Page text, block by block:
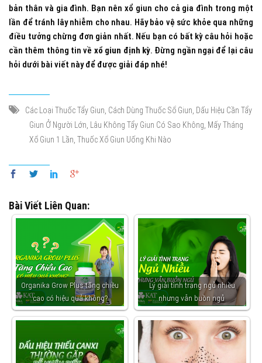
bản thân và gia đình. Bạn nên xổ giun cho cả gia đình trong một
lần để tránh lây nhiễm cho nhau. Hãy bảo vệ sức khỏe qua những
điều tưởng chừng đơn giản nhất. Nếu bạn có bất kỳ câu hỏi hoặc
cần thêm thông tin về xổ giun định kỳ. Đừng ngần ngại để lại câu
hỏi dưới bài viết này để được giải đáp nhé!
Các Loại Thuốc Tẩy Giun, Cách Dùng Thuốc Sổ Giun, Dấu Hiệu Cần Tẩy
Giun Ở Người Lớn, Lâu Không Tẩy Giun Có Sao Không, Mấy Tháng
Xổ Giun 1 Lần, Thuốc Xổ Giun Uống Khi Nào
Bài Viết Liên Quan:
Organika Grow Plus tăng chiều
cao có hiệu quả không?
Lý giải tình trạng ngủ nhiều
nhưng vẫn buồn ngủ